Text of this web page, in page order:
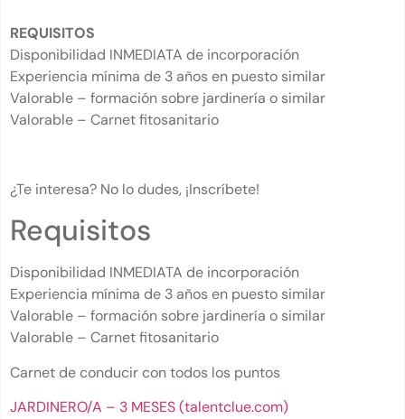
REQUISITOS
Disponibilidad INMEDIATA de incorporación
Experiencia mínima de 3 años en puesto similar
Valorable – formación sobre jardinería o similar
Valorable – Carnet fitosanitario
¿Te interesa? No lo dudes, ¡Inscríbete!
Requisitos
Disponibilidad INMEDIATA de incorporación
Experiencia mínima de 3 años en puesto similar
Valorable – formación sobre jardinería o similar
Valorable – Carnet fitosanitario
Carnet de conducir con todos los puntos
JARDINERO/A – 3 MESES (talentclue.com)